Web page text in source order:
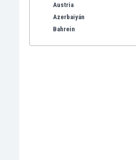
Austria
Azerbaiyán
Bahrein